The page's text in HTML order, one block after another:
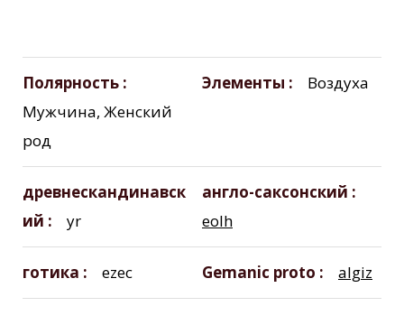
Полярность
Мужчина, Женский
род
Элементы Воздуха
древнескандинавск
ий
yr
англо-саксонский
eolh
готика ezec Gemanic proto algiz